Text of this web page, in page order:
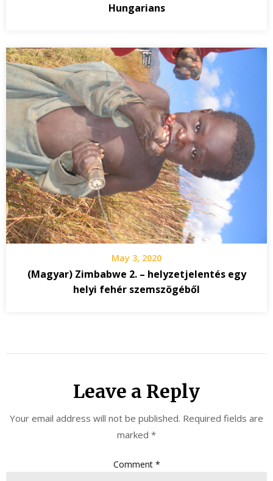
Hungarians
May 3, 2020
(Magyar) Zimbabwe 2. – helyzetjelentés egy
helyi fehér szemszögéből
Leave a Reply
Your email address will not be published. Required fields are
marked *
Comment *